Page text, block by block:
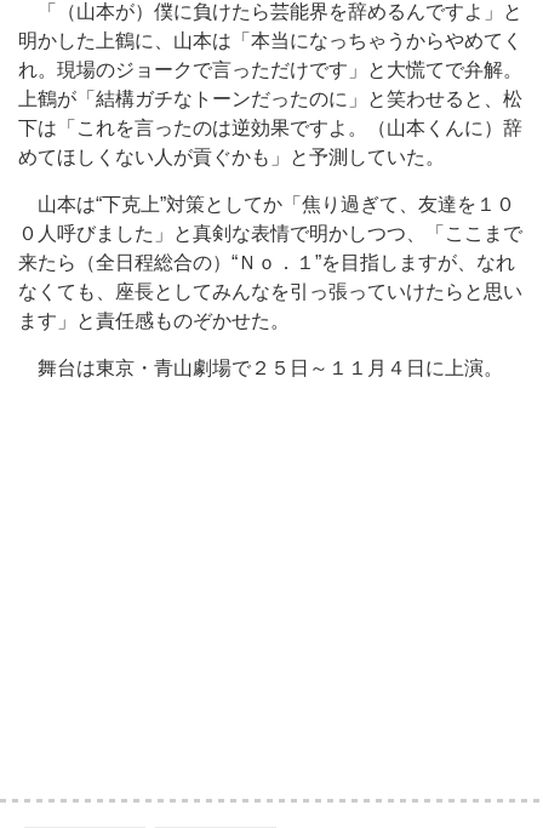
「（山本が）僕に負けたら芸能界を辞めるんですよ」と
明かした上鶴に、山本は「本当になっちゃうからやめてく
れ。現場のジョークで言っただけです」と大慌てで弁解。
上鶴が「結構ガチなトーンだったのに」と笑わせると、松
下は「これを言ったのは逆効果ですよ。（山本くんに）辞
めてほしくない人が貢ぐかも」と予測していた。
山本は“下克上”対策としてか「焦り過ぎて、友達を１０
０人呼びました」と真剣な表情で明かしつつ、「ここまで
来たら（全日程総合の）“Ｎｏ．１”を目指しますが、なれ
なくても、座長としてみんなを引っ張っていけたらと思い
ます」と責任感ものぞかせた。
舞台は東京・青山劇場で２５日～１１月４日に上演。